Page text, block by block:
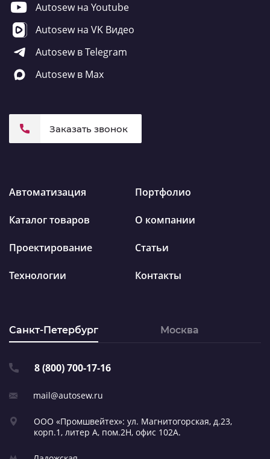
Autosew на Youtube
Autosew на VK Видео
Autosew в Telegram
Autosew в Max
Автоматизация
Каталог товаров
Проектирование
Технологии
Портфолио
О компании
Статьи
Контакты
Санкт-Петербург Москва
8 (800) 700-17-16
mail@autosew.ru
ООО «Промшвейтех»: ул. Магнитогорская, д.23,
корп.1, литер А, пом.2Н, офис 102А.
Заказать звонок